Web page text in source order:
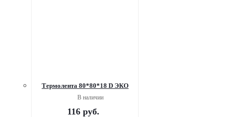
Термолента 80*80*18 D ЭКО
В наличии
116 руб.